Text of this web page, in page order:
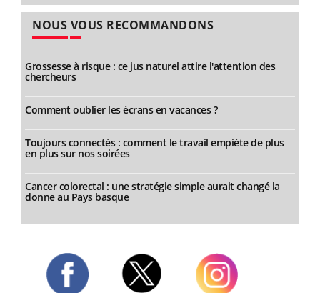
NOUS VOUS RECOMMANDONS
Grossesse à risque : ce jus naturel attire l'attention des
chercheurs
Comment oublier les écrans en vacances ?
Toujours connectés : comment le travail empiète de plus
en plus sur nos soirées
Cancer colorectal : une stratégie simple aurait changé la
donne au Pays basque